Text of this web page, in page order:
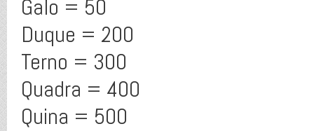
Galo = 50
Duque = 200
Terno = 300
Quadra = 400
Quina = 500